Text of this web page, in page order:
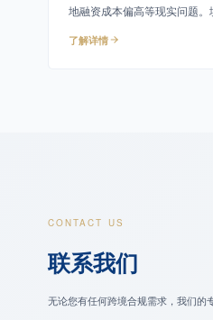
地融资成本偏高等现实问题。
性资金支持。
了解详情
CONTACT US
联系我们
无论您有任何跨境合规需求，我们的